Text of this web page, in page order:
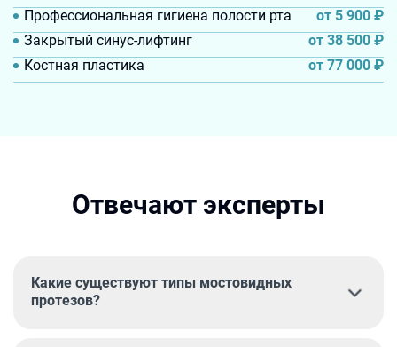
Профессиональная гигиена полости рта
от 5 900 ₽
Закрытый синус-лифтинг
от 38 500 ₽
Костная пластика
от 77 000 ₽
Отвечают эксперты
Какие существуют типы мостовидных
протезов?